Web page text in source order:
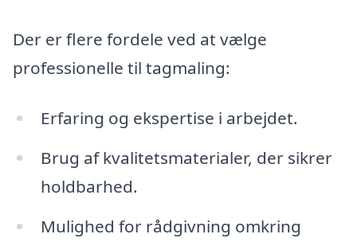
Der er flere fordele ved at vælge
professionelle til tagmaling:
Erfaring og ekspertise i arbejdet.
Brug af kvalitetsmaterialer, der sikrer
holdbarhed.
Mulighed for rådgivning omkring